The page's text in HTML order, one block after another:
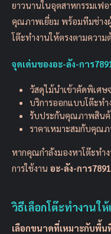
ยาวนานในอุตสาหกรรมเฟ
คุณภาพเยี่ยม พร้อมทีมช่าง
โต๊ะทำงานให้ตรงตามความ
จุดเด่นของอะ-ลัง-การ
วัสดุไม้นำเข้าคัดพิเศษ
บริการออกแบบโต๊ะทำ
รับประกันคุณภาพสินค้
ราคาเหมาะสมกับคุณ
หากคุณกำลังมองหาโต๊ะทำ
การใช้งาน อะ-ลัง-การ7891
วิธีเลือกโต๊ะทำงานใ
เลือกขนาดที่เหมาะกับพื้น